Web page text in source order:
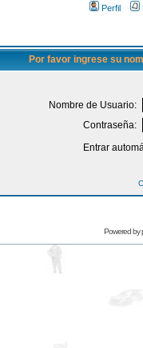
Perfil
Por favor ingrese su
Nombre de Usuario:
Contraseña:
Entrar
Powered by